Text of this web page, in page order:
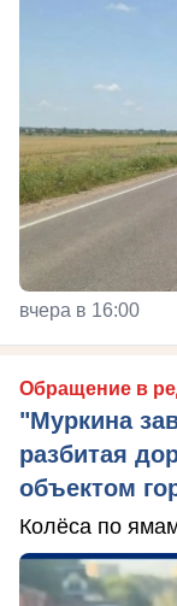
вчера в 16:00
Обращение в
"Муркина
разбитая
объектом
Колёса по